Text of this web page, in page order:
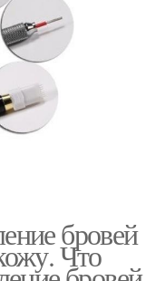
бровей
Что